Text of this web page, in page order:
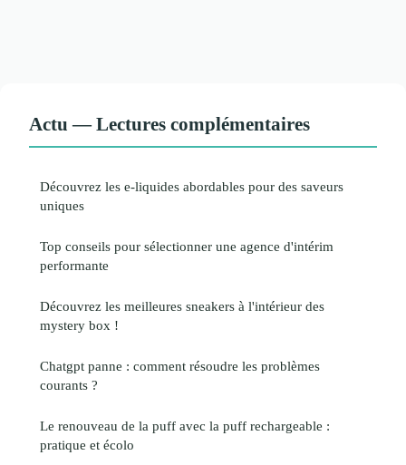
Actu — Lectures complémentaires
Découvrez les e-liquides abordables pour des saveurs
uniques
Top conseils pour sélectionner une agence d'intérim
performante
Découvrez les meilleures sneakers à l'intérieur des
mystery box !
Chatgpt panne : comment résoudre les problèmes
courants ?
Le renouveau de la puff avec la puff rechargeable :
pratique et écolo